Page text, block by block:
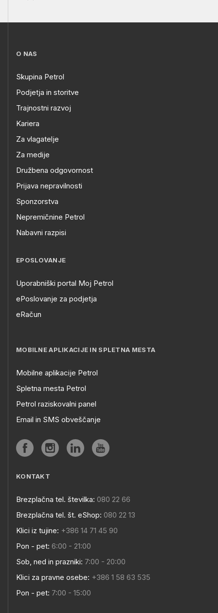
O NAS
Skupina Petrol
Podjetja in storitve
Trajnostni razvoj
Kariera
Za vlagatelje
Za medije
Družbena odgovornost
Prijava nepravilnosti
Sponzorstva
Nepremičnine Petrol
Nabavni razpisi
EPOSLOVANJE
Uporabniški portal Moj Petrol
ePoslovanje za podjetja
eRačun
MOBILNE APLIKACIJE IN SPLETNA MESTA
Mobilne aplikacije Petrol
Spletna mesta Petrol
Petrol raziskovalni panel
Email in SMS obveščanje
KONTAKT
Brezplačna tel. številka: 080 22 66
Brezplačna tel. št. eShop: 080 22 13
Klici iz tujine: +386 14 71 45 90
Pon - pet: 6:00 - 21:00
Sob, ned in prazniki: 7:00 - 20:00
Klici za pravne osebe: +386 1 58 63 535
Pon - pet: 7:00 - 15:00